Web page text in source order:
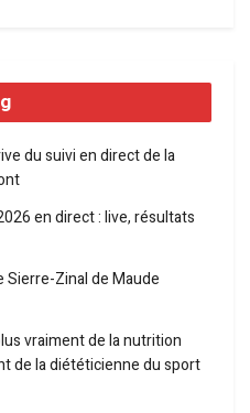
du suivi en direct de la
en direct : live, résultats
Sierre-Zinal de Maude
vraiment de la nutrition
de la diététicienne du sport